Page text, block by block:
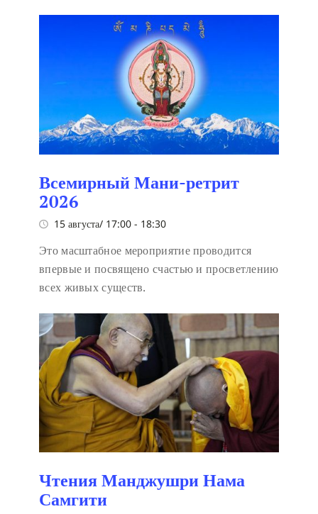
Всемирный Мани-ретрит
2026
15 августа/ 17:00 - 18:30
Это масштабное мероприятие проводится
впервые и посвящено счастью и просветлению
всех живых существ.
Чтения Манджушри Нама
Самгити